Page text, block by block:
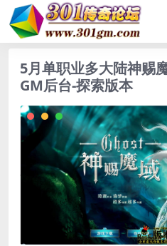
5月单职业多大陆神赐
GM后台-探索版本